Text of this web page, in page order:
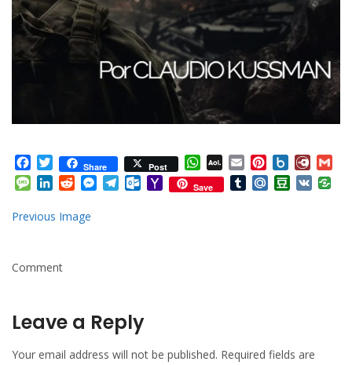
Facebook
TwitterShare Post WhatsApp
AOL
Mail
EmailPinterest
Box.net
Message
LinkedInRedditMessenger
TelegramOutlook.com
YahooSave TumblrMail.RuDouban
VK
Previous Image
Comment
Leave a Reply
Your email address will not be published. Required fields are